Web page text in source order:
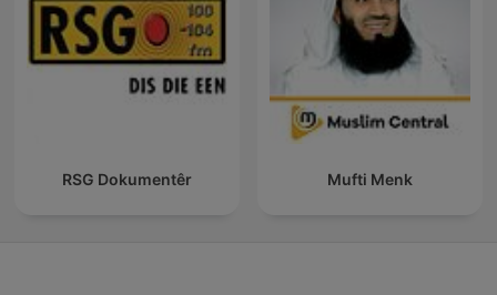
RSG Dokumentêr Mufti Menk